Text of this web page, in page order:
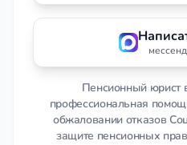
Пенсионный
профессиональная
обжаловании отказов
защите пенсионных